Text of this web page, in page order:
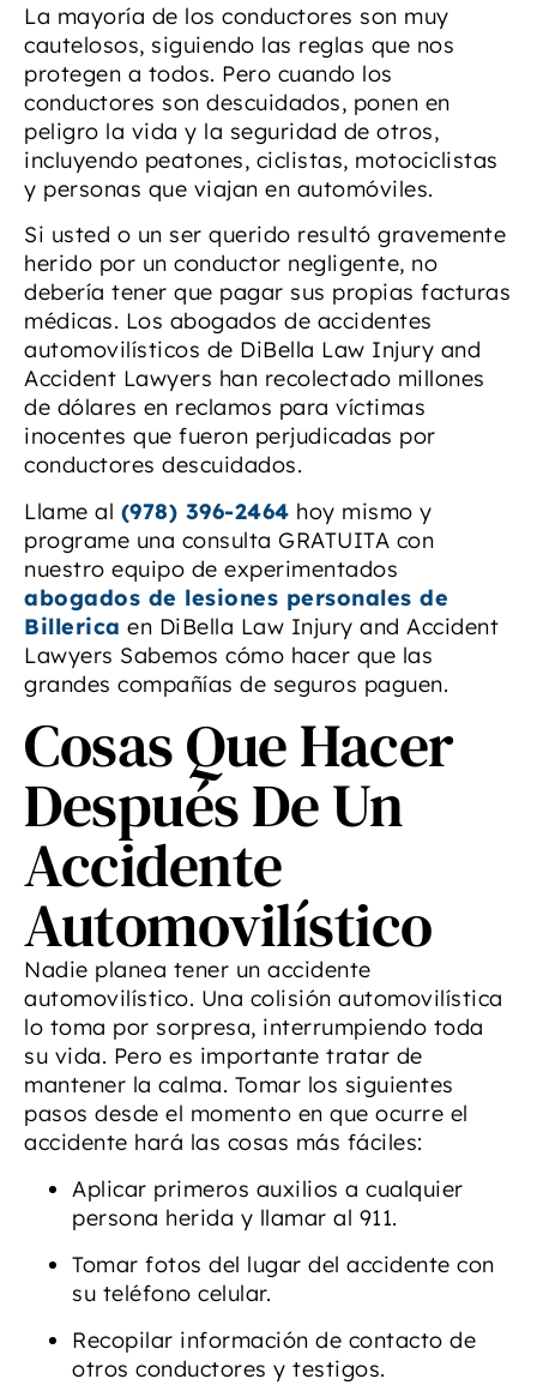
La mayoría de los conductores son muy
cautelosos, siguiendo las reglas que nos
protegen a todos. Pero cuando los
conductores son descuidados, ponen en
peligro la vida y la seguridad de otros,
incluyendo peatones, ciclistas, motociclistas
y personas que viajan en automóviles.
Si usted o un ser querido resultó gravemente
herido por un conductor negligente, no
debería tener que pagar sus propias facturas
médicas. Los abogados de accidentes
automovilísticos de DiBella Law Injury and
Accident Lawyers han recolectado millones
de dólares en reclamos para víctimas
inocentes que fueron perjudicadas por
conductores descuidados.
Llame al (978) 396-2464 hoy mismo y
programe una consulta GRATUITA con
nuestro equipo de experimentados
abogados de lesiones personales de
Billerica en DiBella Law Injury and Accident
Lawyers Sabemos cómo hacer que las
grandes compañías de seguros paguen.
Cosas Que Hacer
Después De Un
Accidente
Automovilístico
Nadie planea tener un accidente
automovilístico. Una colisión automovilística
lo toma por sorpresa, interrumpiendo toda
su vida. Pero es importante tratar de
mantener la calma. Tomar los siguientes
pasos desde el momento en que ocurre el
accidente hará las cosas más fáciles:
Aplicar primeros auxilios a cualquier
persona herida y llamar al 911.
Tomar fotos del lugar del accidente con
su teléfono celular.
Recopilar información de contacto de
otros conductores y testigos.